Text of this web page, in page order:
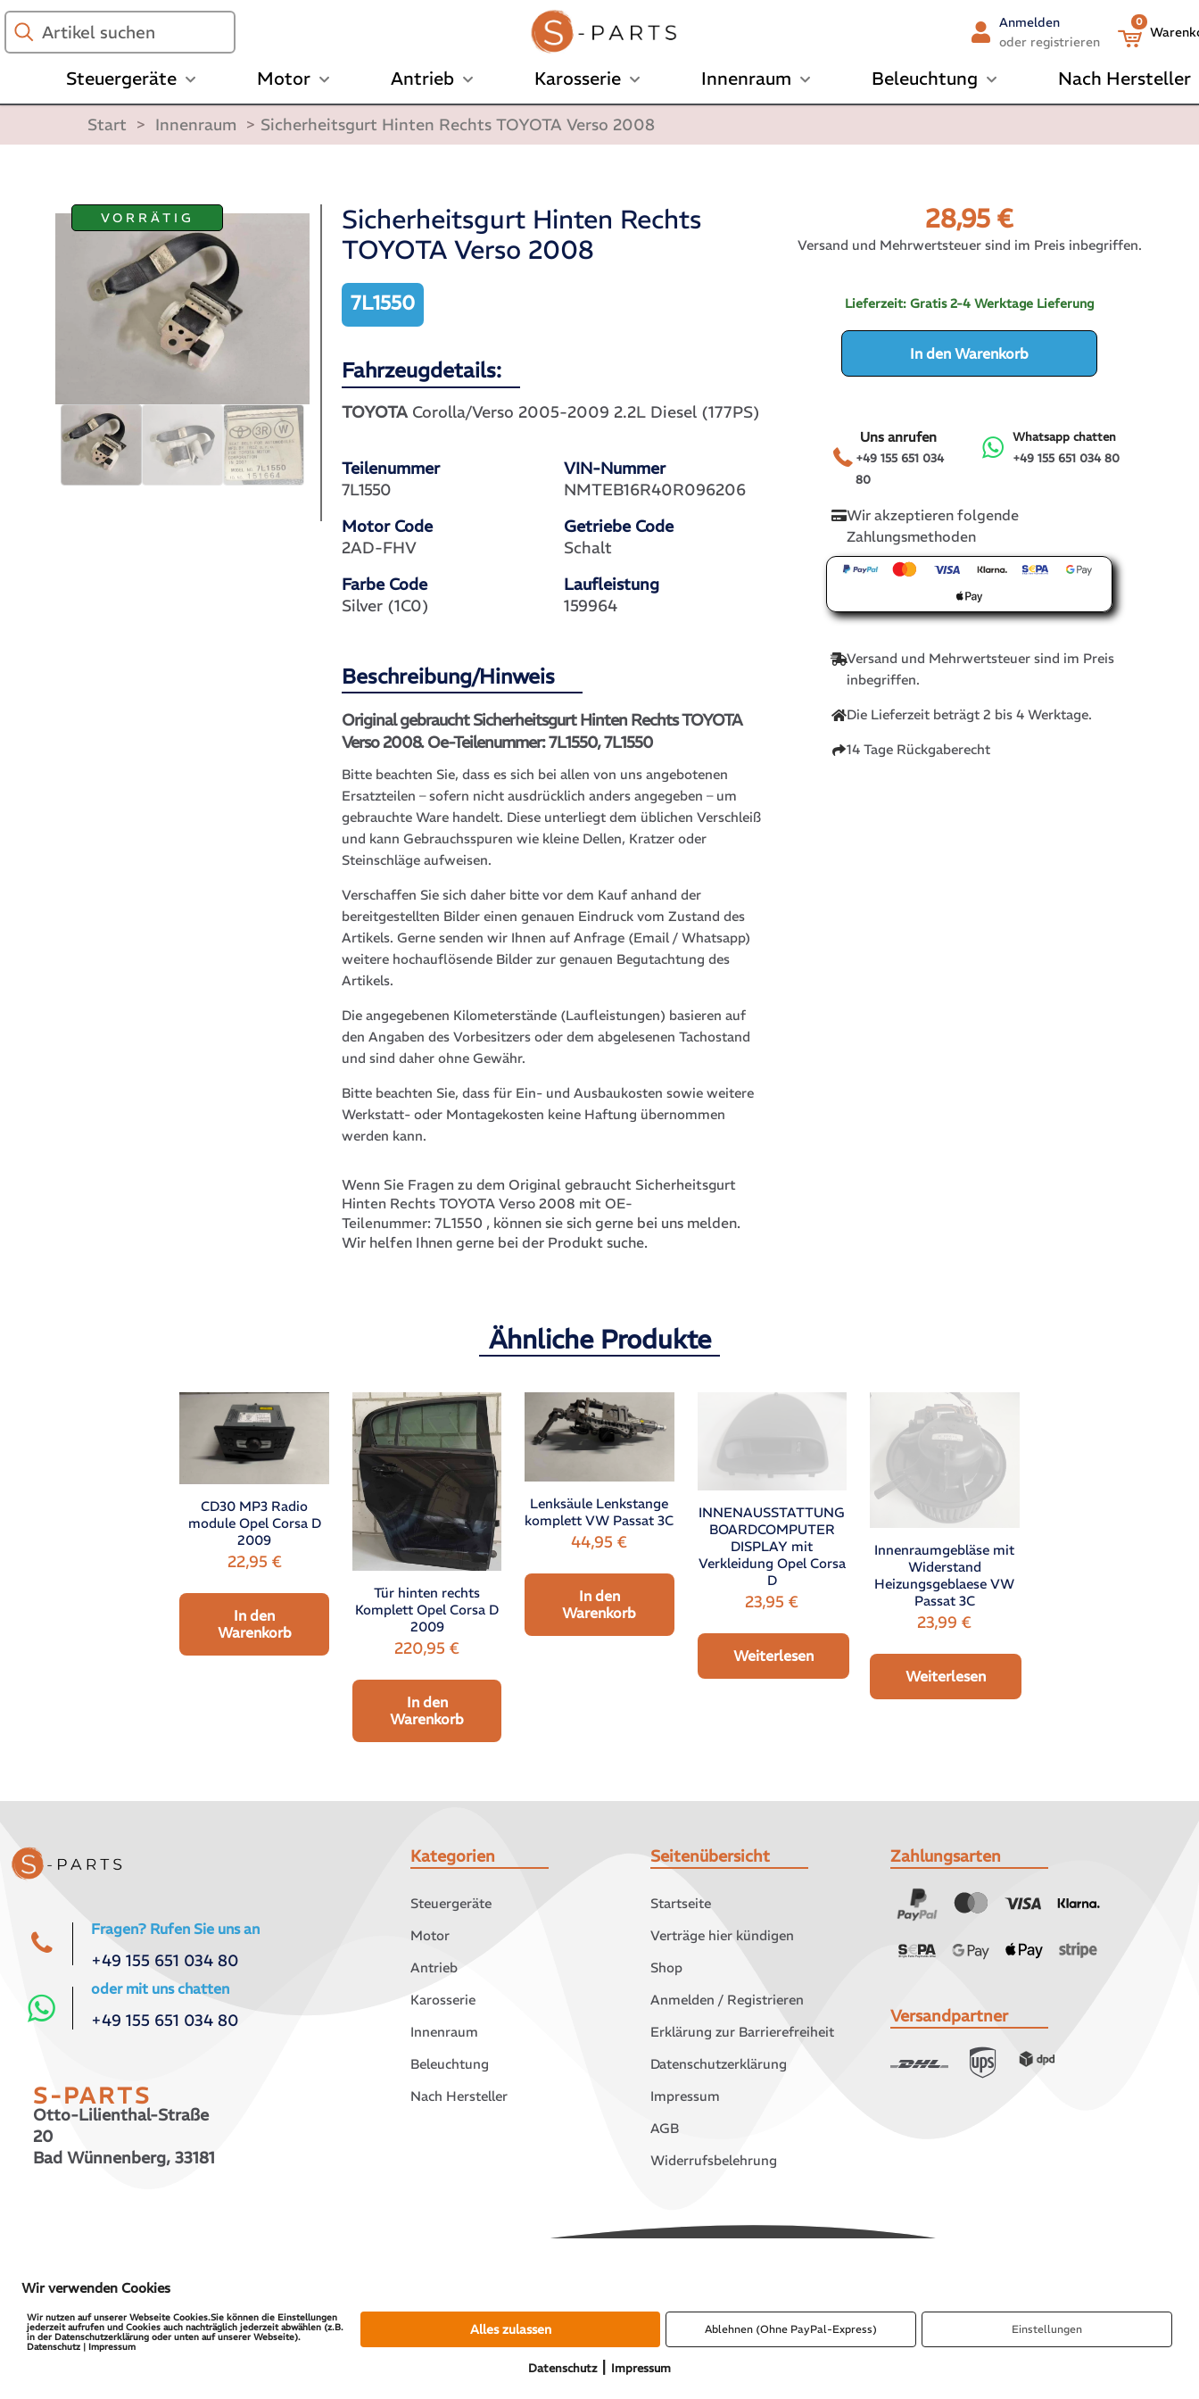
Artikel
suchen
Anmelden
oder registrieren
0
Steuergeräte Motor Antrieb Karosserie Innenraum Beleuchtung Nach Hersteller
Start > Innenraum > Sicherheitsgurt Hinten Rechts TOYOTA Verso 2008
VORRÄTIG
Sicherheitsgurt Hinten Rechts
TOYOTA Verso 2008
7L1550
Fahrzeugdetails:
TOYOTACorolla/Verso 2005-2009 2.2L Diesel (177PS)
Teilenummer
VIN-Nummer
7L1550
NMTEB16R40R096206
Motor Code
Getriebe Code
2AD-FHV
Schalt
Farbe Code
Laufleistung
Silver (1C0)
159964
Beschreibung/Hinweis
Original gebraucht Sicherheitsgurt Hinten Rechts TOYOTA
Verso 2008. Oe-Teilenummer: 7L1550, 7L1550
Bitte beachten Sie, dass es sich bei allen von uns angebotenen
Ersatzteilen – sofern nicht ausdrücklich anders angegeben – um
gebrauchte Ware handelt. Diese unterliegt dem üblichen Verschleiß
und kann Gebrauchsspuren wie kleine Dellen, Kratzer oder
Steinschläge aufweisen.
Verschaffen Sie sich daher bitte vor dem Kauf anhand der
bereitgestellten Bilder einen genauen Eindruck vom Zustand des
Artikels. Gerne senden wir Ihnen auf Anfrage (Email / Whatsapp)
weitere hochauflösende Bilder zur genauen Begutachtung des
Artikels.
Die angegebenen Kilometerstände (Laufleistungen) basieren auf
den Angaben des Vorbesitzers oder dem abgelesenen Tachostand
und sind daher ohne Gewähr.
Bitte beachten Sie, dass für Ein- und Ausbaukosten sowie weitere
Werkstatt- oder Montagekosten keine Haftung übernommen
werden kann.
Wenn Sie Fragen zu dem Original gebraucht Sicherheitsgurt
Hinten Rechts TOYOTA Verso 2008 mit OE-
Teilenummer:7L1550 , können sie sich gerne bei uns melden.
Wir helfen Ihnen gerne bei der Produkt suche.
28,95€
Versand und Mehrwertsteuer sind im Preis inbegriffen.
Lieferzeit:Gratis 2-4 Werktage Lieferung
In den Warenkorb
+49 155 651 034
80
Uns anrufen
+49 155 651 034 80
Whatsapp chatten
Wir akzeptieren folgende
Zahlungsmethoden
Versand und Mehrwertsteuer sind im Preis
inbegriffen.
Die Lieferzeit beträgt 2 bis 4 Werktage.
14 Tage Rückgaberecht
Ähnliche Produkte
CD30 MP3 Radio
module Opel Corsa D
2009
22,95 €
In den
Warenkorb
Tür hinten rechts
Komplett Opel Corsa D
2009
220,95 €
In den
Warenkorb
Lenksäule Lenkstange
komplett VW Passat 3C
44,95€
In den
Warenkorb
INNENAUSSTATTUNG
BOARDCOMPUTER
DISPLAY mit
Verkleidung Opel Corsa
D
23,95€
Weiterlesen
Innenraumgebläse mit
Widerstand
Heizungsgeblaese VW
Passat 3C
23,99€
Weiterlesen
Fragen? Rufen Sie uns an
+49 155 651 034 80
oder mit uns chatten
+49 155 651 034 80
S-PARTS
Otto-Lilienthal-Straße
20
Bad Wünnenberg, 33181
Kategorien
Steuergeräte
Motor
Antrieb
Karosserie
Innenraum
Beleuchtung
Nach Hersteller
Seitenübersicht
Startseite
Verträge hier kündigen
Shop
Anmelden / Registrieren
Erklärung zur Barrierefreiheit
Datenschutzerklärung
Impressum
AGB
Widerrufsbelehrung
Zahlungsarten
Versandpartner
Wir verwenden Cookies
Wir nutzen auf unserer Webseite Cookies.Sie können die Einstellungen
jederzeit aufrufen und Cookies auch nachträglich jederzeit abwählen (z.B.
in der Datenschutzerklärung oder unten auf unserer Webseite).
Datenschutz | Impressum
Alles zulassen Ablehnen (Ohne PayPal-Express) Einstellungen
Datenschutz| Impressum